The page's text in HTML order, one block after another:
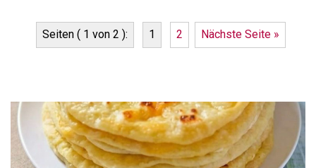
Seiten ( 1 von 2 ): 1 2 Nächste Seite »